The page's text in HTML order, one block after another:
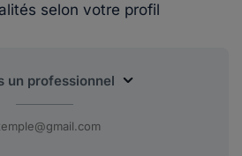
selon votre profil